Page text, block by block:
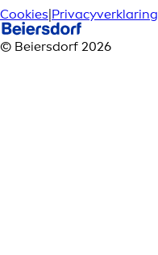
Cookies|Privacyverklaring
© Beiersdorf 2026